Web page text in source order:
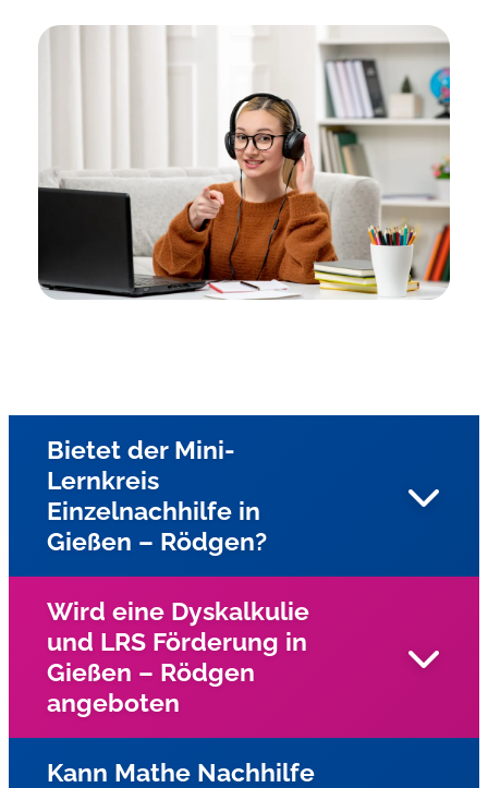
Bietet der Mini-
Lernkreis
Einzelnachhilfe in
Gießen – Rödgen?
Ja, unsere Nachhilfe in Gießen – Rödgen und Umgebung
bieten wir Einzelnachhilfe beim Schüler zu Hause an
Wird eine Dyskalkulie
und LRS Förderung in
Gießen – Rödgen
angeboten
Kann Mathe Nachhilfe